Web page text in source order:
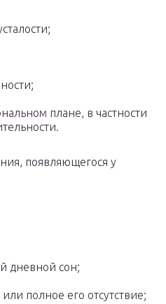
плане, в частности
появляющегося у
дневной сон;
полное его отсутствие;